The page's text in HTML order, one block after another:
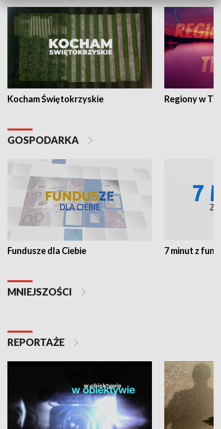
Kocham Świętokrzyskie Regiony w
GOSPODARKA
Fundusze dla Ciebie 7 minut z
MNIEJSZOŚCI
REPORTAŻE